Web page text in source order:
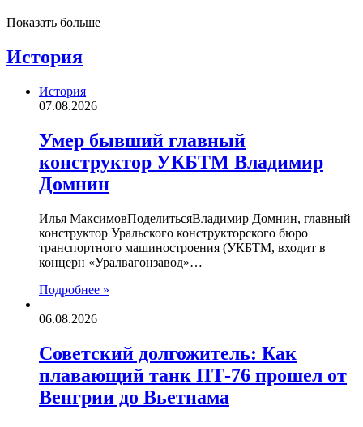
Показать больше
История
История
07.08.2026
Умер бывший главный
конструктор УКБТМ Владимир
Домнин
Илья МаксимовПоделитьсяВладимир Домнин, главный
конструктор Уральского конструкторского бюро
транспортного машиностроения (УКБТМ, входит в
концерн «Уралвагонзавод»…
Подробнее »
06.08.2026
Советский долгожитель: Как
плавающий танк ПТ-76 прошел от
Венгрии до Вьетнама